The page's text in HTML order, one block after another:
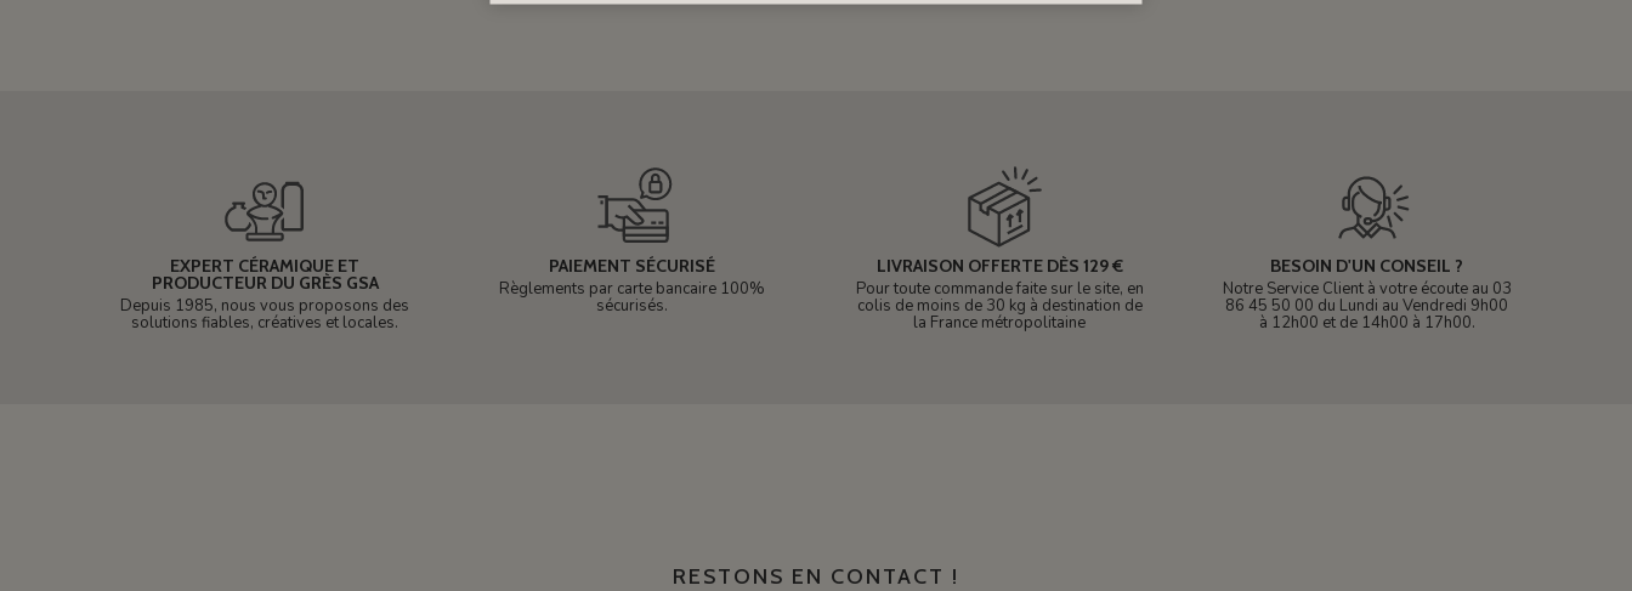
EXPERT CÉRAMIQUE ET
PRODUCTEUR DU GRÈS GSA
Depuis 1985, nous vous proposons des
solutions fiables, créatives et locales.
PAIEMENT SÉCURISÉ
Règlements par carte bancaire 100%
sécurisés.
LIVRAISON OFFERTE DÈS 129 €
Pour toute commande faite sur le site, en
colis de moins de 30 kg à destination de
la France métropolitaine
BESOIN D'UN CONSEIL ?
Notre Service Client à votre écoute au 03
86 45 50 00 du Lundi au Vendredi 9h00
à 12h00 et de 14h00 à 17h00.
RESTONS EN CONTACT !